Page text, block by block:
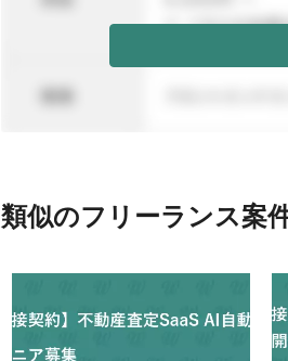
類似のフリーランス案